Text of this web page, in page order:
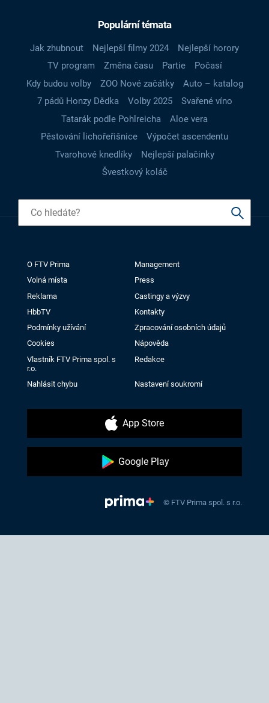
Populární témata
Jak zhubnout Nejlepší filmy 2024
Nejlepší horory
TV program
Změna času Partie
Počasí
Kdy budou volby
ZOO Nové začátky
Auto – katalog
7 pádů Honzy Dědka
Volby 2025
Svařené víno
Tatarák podle Pohlreicha
Aloe vera
Pěstování lichořeřišnice
Výpočet ascendentu
Tvarohové knedlíky
Nejlepší palačinky
Švestkový koláč
O FTV Prima
Management
Volná místa
Press
Reklama
Castingy a výzvy
HbbTV
Kontakty
Podmínky užívání
Zpracování osobních údajů
Cookies
Nápověda
Vlastník FTV Prima spol. s
r.o.
Redakce
Nahlásit chybu Nastavení soukromí
App Store
Google Play
© FTV Prima spol. s r.o.